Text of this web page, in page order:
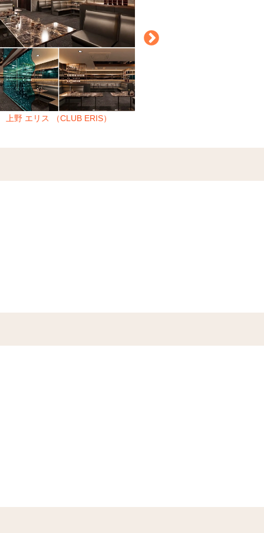
上野 エリス （CLUB ERIS）